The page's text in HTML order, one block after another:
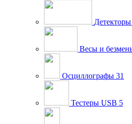
Детекторы
Весы и
Осциллографы 31
Тестеры USB 5